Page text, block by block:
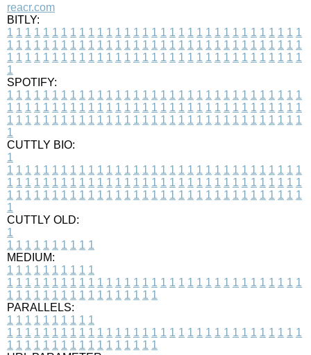
reacr.com
BITLY:
1 1 1 1 1 1 1 1 1 1 1 1 1 1 1 1 1 1 1 1 1 1 1 1 1 1 1 1 1 1 1 1 1
1 1 1 1 1 1 1 1 1 1 1 1 1 1 1 1 1 1 1 1 1 1 1 1 1 1 1 1 1 1 1 1 1
1 1 1 1 1 1 1 1 1 1 1 1 1 1 1 1 1 1 1 1 1 1 1 1 1 1 1 1 1 1 1 1 1
1
SPOTIFY:
1 1 1 1 1 1 1 1 1 1 1 1 1 1 1 1 1 1 1 1 1 1 1 1 1 1 1 1 1 1 1 1 1
1 1 1 1 1 1 1 1 1 1 1 1 1 1 1 1 1 1 1 1 1 1 1 1 1 1 1 1 1 1 1 1 1
1 1 1 1 1 1 1 1 1 1 1 1 1 1 1 1 1 1 1 1 1 1 1 1 1 1 1 1 1 1 1 1 1
1
CUTTLY BIO:
1
1 1 1 1 1 1 1 1 1 1 1 1 1 1 1 1 1 1 1 1 1 1 1 1 1 1 1 1 1 1 1 1 1
1 1 1 1 1 1 1 1 1 1 1 1 1 1 1 1 1 1 1 1 1 1 1 1 1 1 1 1 1 1 1 1 1
1 1 1 1 1 1 1 1 1 1 1 1 1 1 1 1 1 1 1 1 1 1 1 1 1 1 1 1 1 1 1 1 1
1
CUTTLY OLD:
1
1 1 1 1 1 1 1 1 1 1
MEDIUM:
1 1 1 1 1 1 1 1 1 1
1 1 1 1 1 1 1 1 1 1 1 1 1 1 1 1 1 1 1 1 1 1 1 1 1 1 1 1 1 1 1 1 1
1 1 1 1 1 1 1 1 1 1 1 1 1 1 1 1 1
PARALLELS:
1 1 1 1 1 1 1 1 1 1
1 1 1 1 1 1 1 1 1 1 1 1 1 1 1 1 1 1 1 1 1 1 1 1 1 1 1 1 1 1 1 1 1
1 1 1 1 1 1 1 1 1 1 1 1 1 1 1 1 1